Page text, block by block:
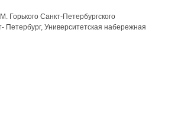
Горького Санкт-Петербургского
Петербург, Университетская набережная